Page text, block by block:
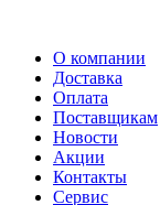
О компании
Доставка
Оплата
Поставщикам
Новости
Акции
Контакты
Сервис